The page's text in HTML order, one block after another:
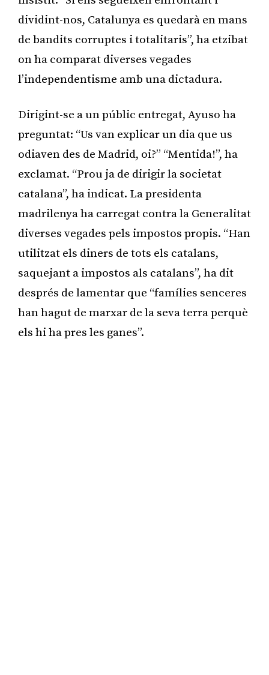
dividint-nos, Catalunya es quedarà en mans
de bandits corruptes i totalitaris”, ha etzibat
on ha comparat diverses vegades
l’independentisme amb una dictadura.
Dirigint-se a un públic entregat, Ayuso ha
preguntat: “Us van explicar un dia que us
odiaven des de Madrid, oi?” “Mentida!”, ha
exclamat. “Prou ja de dirigir la societat
catalana”, ha indicat. La presidenta
madrilenya ha carregat contra la Generalitat
diverses vegades pels impostos propis. “Han
utilitzat els diners de tots els catalans,
saquejant a impostos als catalans”, ha dit
després de lamentar que “famílies senceres
han hagut de marxar de la seva terra perquè
els hi ha pres les ganes”.